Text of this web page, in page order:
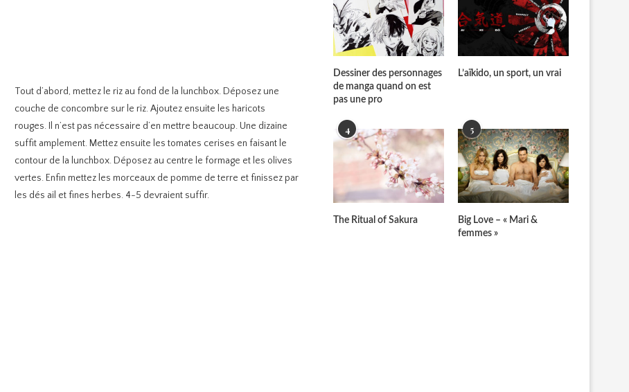
Tout d’abord, mettez le riz au fond de la lunchbox. Déposez une
couche de concombre sur le riz. Ajoutez ensuite les haricots
rouges. Il n’est pas nécessaire d’en mettre beaucoup. Une dizaine
suffit amplement. Mettez ensuite les tomates cerises en faisant le
contour de la lunchbox. Déposez au centre le formage et les olives
vertes. Enfin mettez les morceaux de pomme de terre et finissez par
les dés ail et fines herbes. 4-5 devraient suffir.
Dessiner des personnages
de manga quand on est
pas une pro
L’aïkido, un sport, un vrai
4
The Ritual of Sakura
5
Big Love – « Mari &
femmes »